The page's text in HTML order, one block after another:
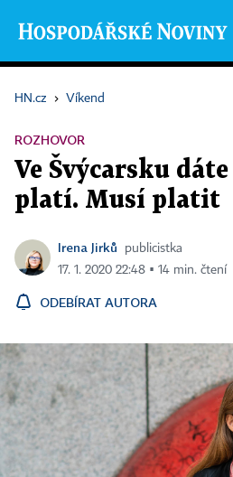
HN.cz › Víkend
ROZHOVOR
Ve Švýcarsku
platí. Musí platit
Irena Jirků
publicistka
17. 1. 2020 22:48 ▪ 14 min. čtení
ODEBÍRAT AUTORA